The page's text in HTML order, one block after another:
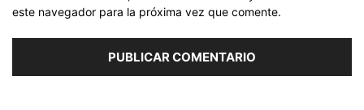
este navegador para la próxima vez que comente.